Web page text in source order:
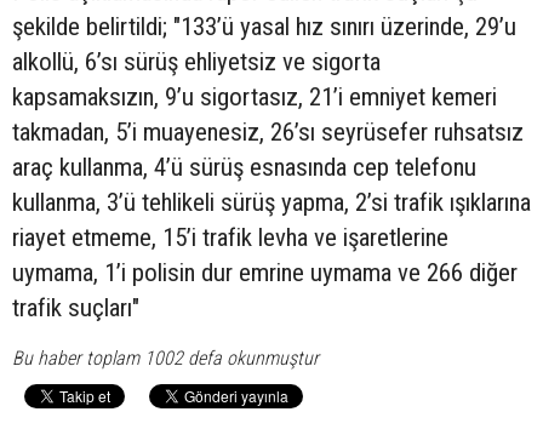
şekilde belirtildi; "133’ü yasal hız sınırı üzerinde, 29’u
alkollü, 6’sı sürüş ehliyetsiz ve sigorta
kapsamaksızın, 9’u sigortasız, 21’i emniyet kemeri
takmadan, 5’i muayenesiz, 26’sı seyrüsefer ruhsatsız
araç kullanma, 4’ü sürüş esnasında cep telefonu
kullanma, 3’ü tehlikeli sürüş yapma, 2’si trafik ışıklarına
riayet etmeme, 15’i trafik levha ve işaretlerine
uymama, 1’i polisin dur emrine uymama ve 266 diğer
trafik suçları"
Bu haber toplam 1002 defa okunmuştur